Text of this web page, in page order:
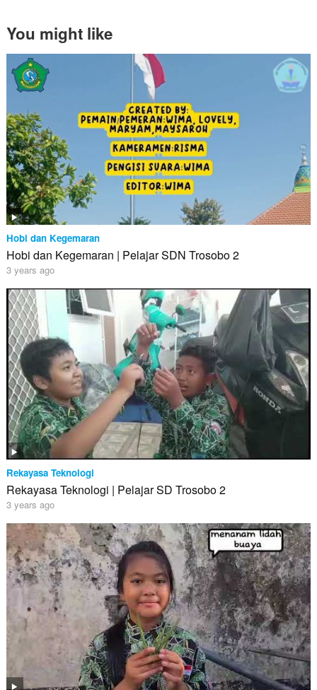
You might like
Hobi dan Kegemaran
Hobi dan Kegemaran | Pelajar SDN Trosobo 2
3 years ago
Rekayasa Teknologi
Rekayasa Teknologi | Pelajar SD Trosobo 2
3 years ago